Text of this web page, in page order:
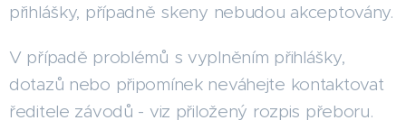
přihlášky, případně skeny nebudou akceptovány.
V případě problémů s vyplněním přihlášky,
dotazů nebo připomínek neváhejte kontaktovat
ředitele závodů - viz přiložený rozpis přeboru.